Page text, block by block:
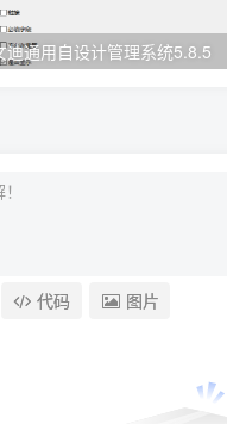
迪通用自设计管理系统5.8.5
代码 图片